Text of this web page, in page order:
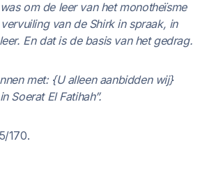
om de leer van het monotheïsme
van de Shirk in spraak, in
En dat is de basis van het gedrag.
met: {U alleen aanbidden wij}
Soerat El Fatihah”.
170.